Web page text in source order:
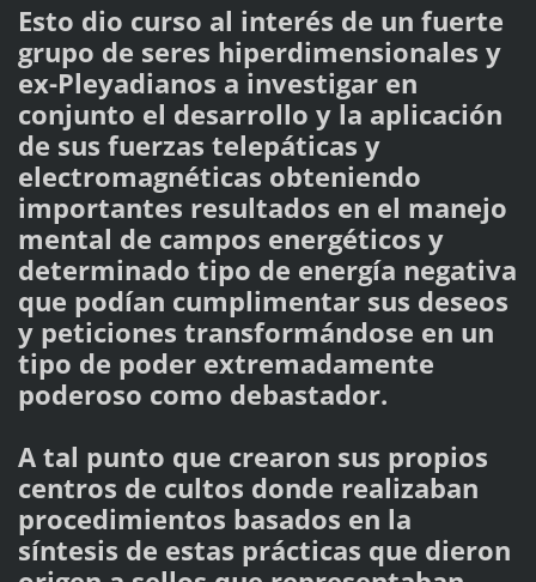
Esto dio curso al interés de un fuerte
grupo de seres hiperdimensionales y
ex-Pleyadianos a investigar en
conjunto el desarrollo y la aplicación
de sus fuerzas telepáticas y
electromagnéticas obteniendo
importantes resultados en el manejo
mental de campos energéticos y
determinado tipo de energía negativa
que podían cumplimentar sus deseos
y peticiones transformándose en un
tipo de poder extremadamente
poderoso como debastador.
A tal punto que crearon sus propios
centros de cultos donde realizaban
procedimientos basados en la
síntesis de estas prácticas que dieron